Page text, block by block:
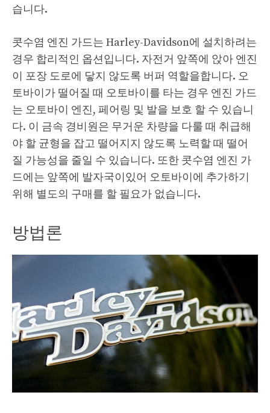
습니다.
콧수염 엔진 가드는 Harley-Davidson에 설치하려는
경우 합리적인 옵션입니다. 자전거 앞쪽에 앉아 엔진
이 포장 도로에 닿지 않도록 버퍼 역할을합니다. 오
토바이가 떨어질 때 오토바이를 타는 경우 엔진 가드
는 오토바이 엔진, 페어링 및 발을 보호 할 수 있습니
다. 이 금속 경비원은 무거운 차량을 다룰 때 취급해
야 할 균형을 잡고 떨어지지 않도록 노력할 때 떨어
질 가능성을 줄일 수 있습니다. 또한 콧수염 엔진 가
드에는 앞쪽에 발자국이있어 오토바이에 추가하기
위해 별도의 구매를 할 필요가 없습니다.
방법론